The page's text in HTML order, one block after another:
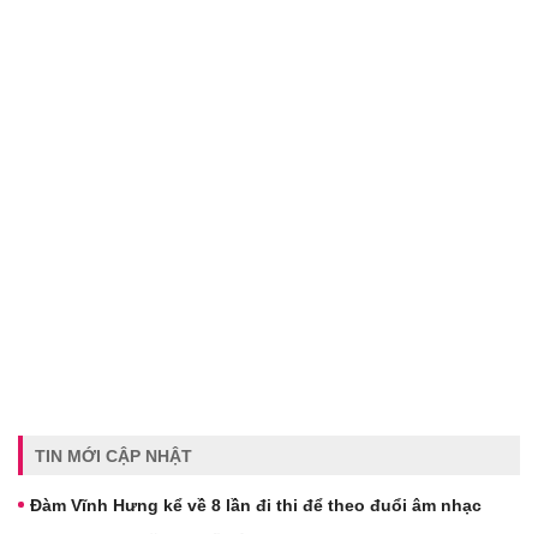
TIN MỚI CẬP NHẬT
Đàm Vĩnh Hưng kể về 8 lần đi thi để theo đuổi âm nhạc